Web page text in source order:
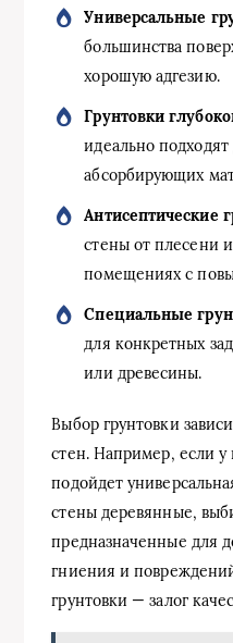
Универсальные
большинства
хорошую адгезию.
Грунтовки
идеально
абсорбирующих
Антисептические
стены от плесени
помещениях с
Специальные
для конкретных
или древесины.
Выбор грунтовки
стен. Например, если у
подойдет
стены деревянные,
предназначенные для
гниения и
грунтовки — залог